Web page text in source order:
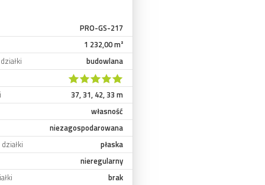
PRO-GS-217
1 232,00 m²
budowlana
37, 31, 42, 33 m
własność
niezagospodarowana
płaska
nieregularny
brak